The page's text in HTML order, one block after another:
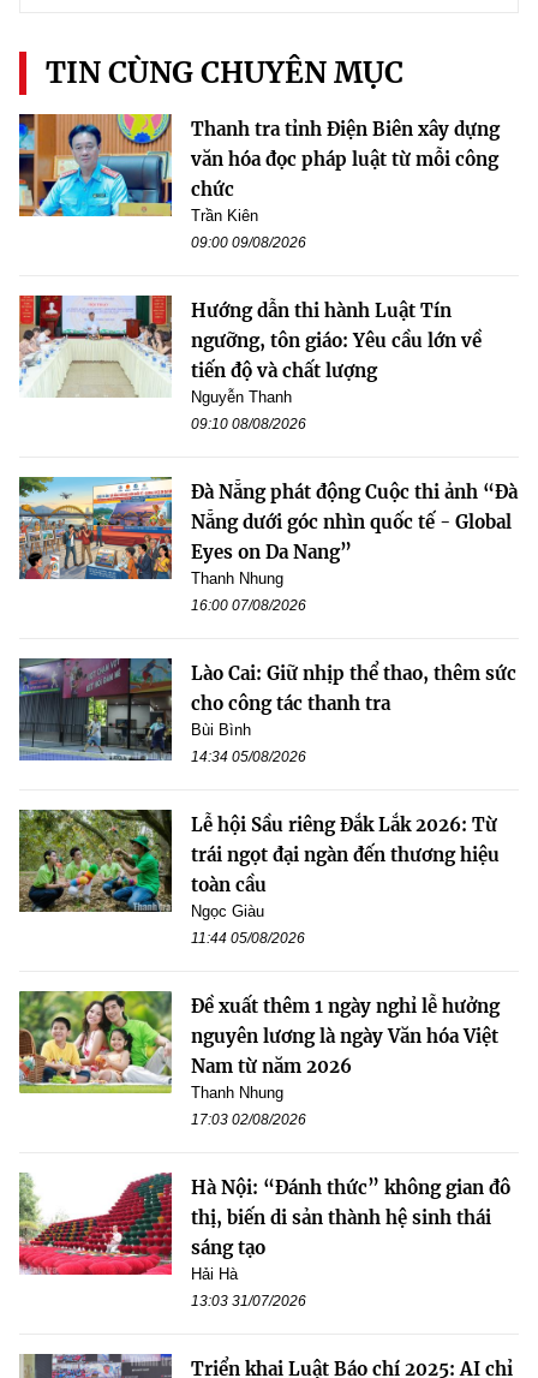
TIN CÙNG CHUYÊN MỤC
Thanh tra tỉnh Điện Biên xây dựng
văn hóa đọc pháp luật từ mỗi công
chức
Trần Kiên
09:00 09/08/2026
Hướng dẫn thi hành Luật Tín
ngưỡng, tôn giáo: Yêu cầu lớn về
tiến độ và chất lượng
Nguyễn Thanh
09:10 08/08/2026
Đà Nẵng phát động Cuộc thi ảnh “Đà
Nẵng dưới góc nhìn quốc tế - Global
Eyes on Da Nang”
Thanh Nhung
16:00 07/08/2026
Lào Cai: Giữ nhịp thể thao, thêm sức
cho công tác thanh tra
Bùi Bình
14:34 05/08/2026
Lễ hội Sầu riêng Đắk Lắk 2026: Từ
trái ngọt đại ngàn đến thương hiệu
toàn cầu
Ngọc Giàu
11:44 05/08/2026
Đề xuất thêm 1 ngày nghỉ lễ hưởng
nguyên lương là ngày Văn hóa Việt
Nam từ năm 2026
Thanh Nhung
17:03 02/08/2026
Hà Nội: “Đánh thức” không gian đô
thị, biến di sản thành hệ sinh thái
sáng tạo
Hải Hà
13:03 31/07/2026
Triển khai Luật Báo chí 2025: AI chỉ